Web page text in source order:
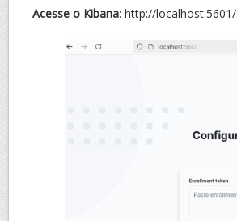
Acesse o Kibana: http://localhost:5601/